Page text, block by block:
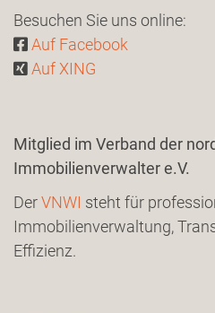
Besuchen Sie uns online:
Auf Facebook
Auf XING
Mitglied im Verband der
Immobilienverwalter e.V.
DerVNWI steht für
Immobilienverwaltung,
Effizienz.